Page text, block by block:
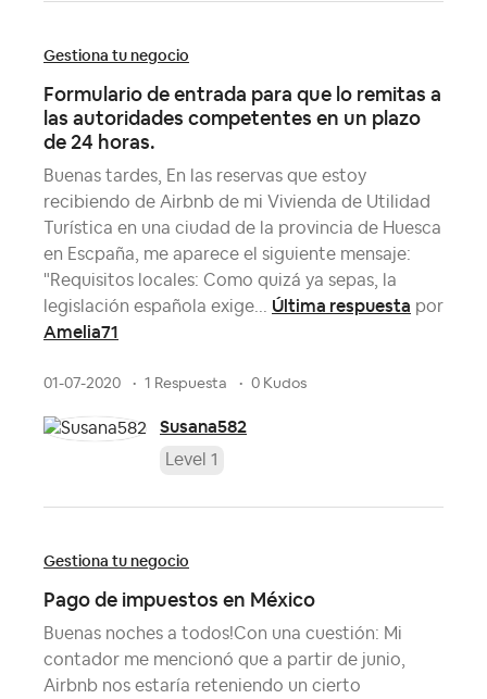
Gestiona tu negocio
Formulario de entrada para que lo remitas a
las autoridades competentes en un plazo
de 24 horas.
Buenas tardes, En las reservas que estoy
recibiendo de Airbnb de mi Vivienda de Utilidad
Turística en una ciudad de la provincia de Huesca
en Escpaña, me aparece el siguiente mensaje:
"Requisitos locales: Como quizá ya sepas, la
legislación española exige... Última respuesta por
Amelia71
01-07-2020 1 Respuesta 0 Kudos
Susana582
Level 1
Gestiona tu negocio
Pago de impuestos en México
Buenas noches a todos!Con una cuestión: Mi
contador me mencionó que a partir de junio,
Airbnb nos estaría reteniendo un cierto